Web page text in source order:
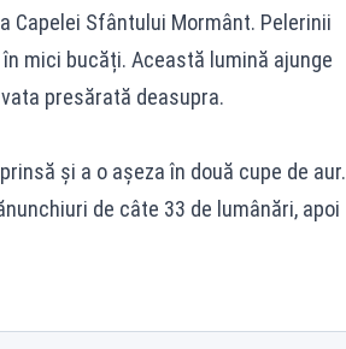
Capelei Sfântului Mormânt. Pelerinii
mici bucăți. Această lumină ajunge
presărată deasupra.
și a o așeza în două cupe de aur.
de câte 33 de lumânări, apoi